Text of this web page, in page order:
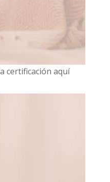
certificación aquí